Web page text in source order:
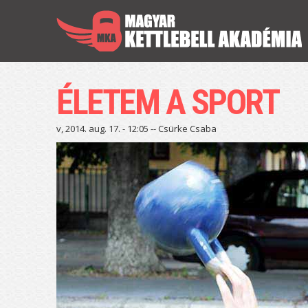
ÉLETEM A SPORT
v, 2014. aug. 17. - 12:05 -- Csürke Csaba